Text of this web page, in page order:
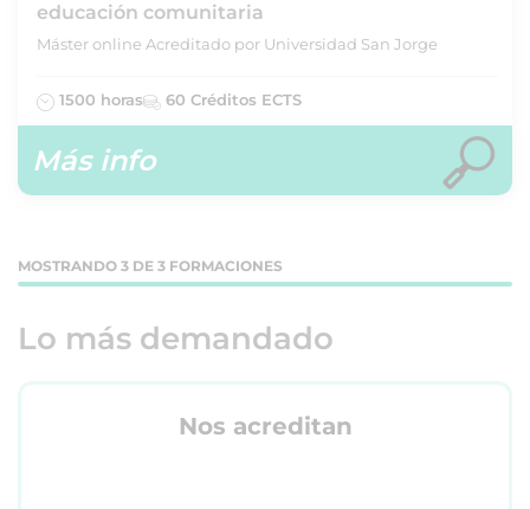
educación comunitaria
Máster online Acreditado por Universidad San Jorge
1500 horas 60 Créditos ECTS
Más info
MOSTRANDO 3 DE 3 FORMACIONES
Lo más demandado
Nos acreditan